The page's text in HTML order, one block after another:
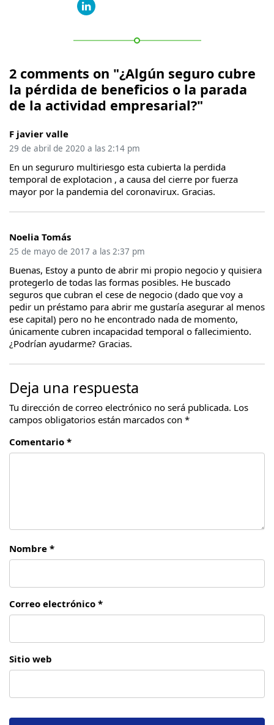
2 comments on "¿Algún seguro cubre
la pérdida de beneficios o la parada
de la actividad empresarial?"
F javier valle
29 de abril de 2020 a las 2:14 pm
En un segururo multiriesgo esta cubierta la perdida
temporal de explotacion , a causa del cierre por fuerza
mayor por la pandemia del coronavirux. Gracias.
Noelia Tomás
25 de mayo de 2017 a las 2:37 pm
Buenas, Estoy a punto de abrir mi propio negocio y quisiera
protegerlo de todas las formas posibles. He buscado
seguros que cubran el cese de negocio (dado que voy a
pedir un préstamo para abrir me gustaría asegurar al menos
ese capital) pero no he encontrado nada de momento,
únicamente cubren incapacidad temporal o fallecimiento.
¿Podrían ayudarme? Gracias.
Deja una respuesta
Tu dirección de correo electrónico no será publicada. Los
campos obligatorios están marcados con *
Comentario *
Nombre *
Correo electrónico *
Sitio web